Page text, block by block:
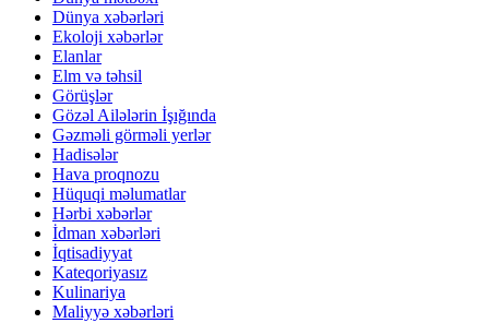
Dünya xəbərləri
Ekoloji xəbərlər
Elanlar
Elm və təhsil
Görüşlər
Gözəl Ailələrin İşığında
Gəzməli görməli yerlər
Hadisələr
Hava proqnozu
Hüquqi məlumatlar
Hərbi xəbərlər
İdman xəbərləri
İqtisadiyyat
Kateqoriyasız
Kulinariya
Maliyyə xəbərləri